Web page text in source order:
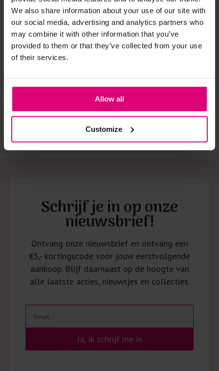
We also share information about your use of our site with
our social media, advertising and analytics partners who
may combine it with other information that you’ve
provided to them or that they’ve collected from your use
of their services.
Allow all
Customize
Strijkijzer/droogtrommel:
Kledingstukken met elastine zijn niet bestand tegen de hitte
van het strijkijzer en/of de droogtrommel. Ook in veel
Twijfels? Wij staan klaar voor advies op maat.
Schrijf je in op onze
nieuwsbrief!
Ontvang onze nieuwsbrief en ontvang een
€5,- kortingscode voor jouw eerstvolgende
aankoop. Blijf daarnaast op de hoogte van
alle laatste acties, nieuwtjes en collecties.
Ja, ik schrijf me in